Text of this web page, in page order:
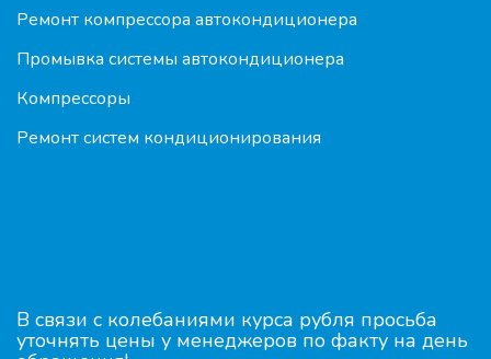
Ремонт компрессора автокондиционера
Промывка системы автокондиционера
Компрессоры
Ремонт систем кондиционирования
В связи с колебаниями курса рубля просьба
уточнять цены у менеджеров по факту на день